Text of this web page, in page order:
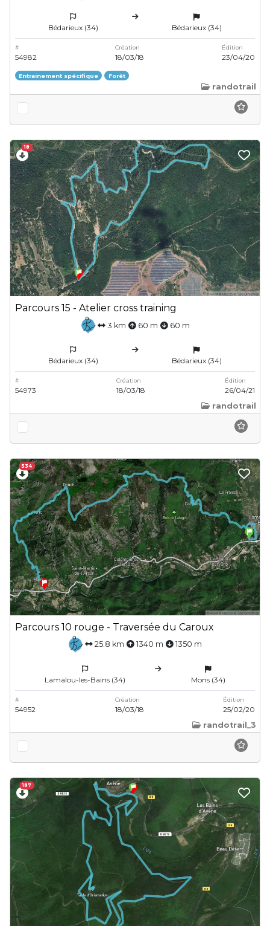
Bédarieux (34) Bédarieux (34)
#
54982
Création
18/03/18
Édition
23/04/20
Entrainement spécifique Forêt
randotrail
18
Parcours 15 - Atelier cross training
3 km 60 m 60 m
Bédarieux (34) Bédarieux (34)
#
54973
Création
18/03/18
Édition
26/04/21
randotrail
534
Parcours 10 rouge - Traversée du Caroux
25.8 km 1340 m 1350 m
Lamalou-les-Bains (34) Mons (34)
#
54952
Création
18/03/18
Édition
25/02/20
randotrail_3
187